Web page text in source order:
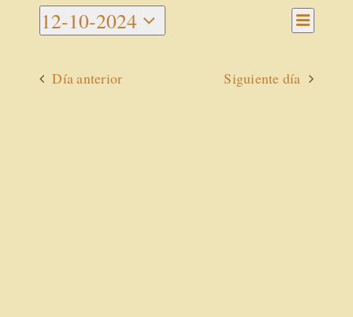
de
Día
12-10-2024
Seleccionar
Día anterior Siguiente día